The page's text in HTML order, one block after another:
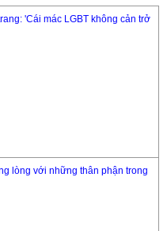
'Cái mác LGBT không cản trở
lòng với những thân phận trong